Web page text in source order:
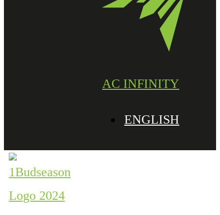
AC INFINITY
ENGLISH